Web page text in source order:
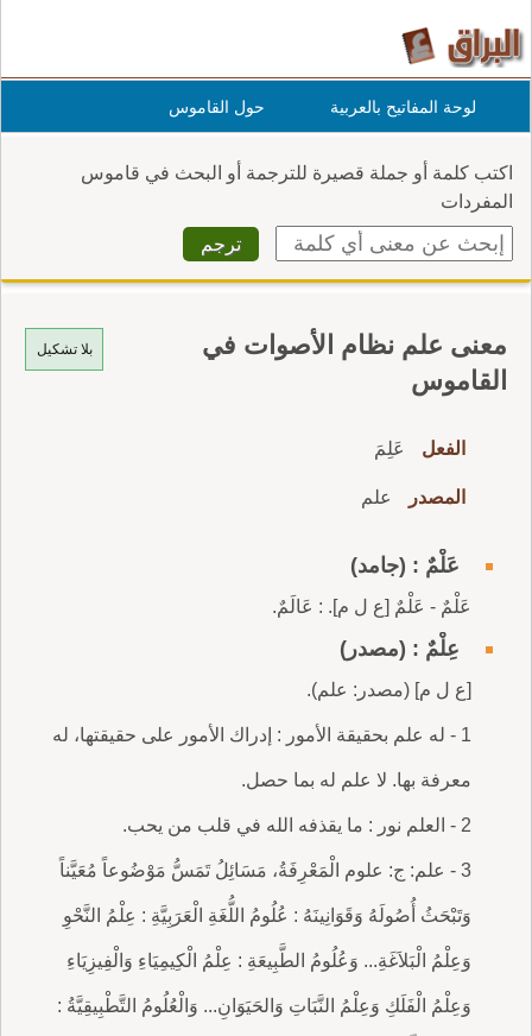
لوحة المفاتيح بالعربية حول القاموس
اكتب كلمة أو جملة قصيرة للترجمة أو البحث في قاموس
المفردات
بلا تشكيل
معنى علم نظام الأصوات في
القاموس
الفعل عَلِمَ
المصدر علم
عَلْمٌ : (جامد)
عَلْمٌ - عَلْمٌ [ع ل م]. : عَالَمٌ.
عِلْمٌ : (مصدر)
[ع ل م] (مصدر: علم).
1 - له علم بحقيقة الأمور : إدراك الأمور على حقيقتها، له
معرفة بها. لا علم له بما حصل.
2 - العلم نور : ما يقذفه الله في قلب من يحب.
3 - علم: ج: علوم الْمَعْرِفَةُ، مَسَائِلُ تَمَسُّ مَوْضُوعاً مُعَيَّناً
وَتَبْحَثُ أُصُولَهُ وَقَوَانِينَهُ : عُلُومُ اللُّغَةِ الْعَرَبِيَّةِ : عِلْمُ النَّحْوِ
وَعِلْمُ الْبَلاَغَةِ... وَعُلُومُ الطَّبِيعَةِ : عِلْمُ الْكِيمِيَاءِ وَالْفِيزِيَاءِ
وَعِلْمُ الْفَلَكِ وَعِلْمُ النَّبَاتِ وَالحَيَوَانِ... وَالْعُلُومُ التَّطْبِيقِيَّةُ :